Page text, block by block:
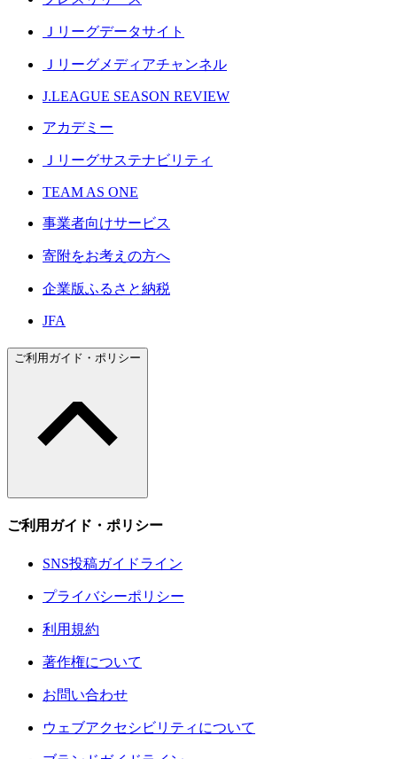
Ｊリーグデータサイト
Ｊリーグメディアチャンネル
J.LEAGUE SEASON REVIEW
アカデミー
Ｊリーグサステナビリティ
TEAM AS ONE
事業者向けサービス
寄附をお考えの方へ
企業版ふるさと納税
JFA
ご利用ガイド・ポリシー
ご利用ガイド・ポリシー
SNS投稿ガイドライン
プライバシーポリシー
利用規約
著作権について
お問い合わせ
ウェブアクセシビリティについて